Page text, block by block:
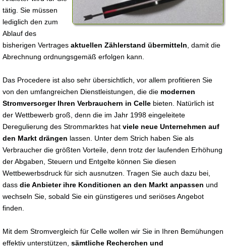
tätig. Sie müssen
lediglich den zum
Ablauf des
bisherigen Vertrages aktuellen Zählerstand übermitteln , damit die
Abrechnung ordnungsgemäß erfolgen kann.
Das Procedere ist also sehr übersichtlich, vor allem profitieren Sie
von den umfangreichen Dienstleistungen, die die modernen
Stromversorger Ihren Verbrauchern in Celle bieten. Natürlich ist
der Wettbewerb groß, denn die im Jahr 1998 eingeleitete
Deregulierung des Strommarktes hat viele neue Unternehmen auf
den Markt drängen lassen. Unter dem Strich haben Sie als
Verbraucher die größten Vorteile, denn trotz der laufenden Erhöhung
der Abgaben, Steuern und Entgelte können Sie diesen
Wettbewerbsdruck für sich ausnutzen. Tragen Sie auch dazu bei,
dass die Anbieter ihre Konditionen an den Markt anpassen und
wechseln Sie, sobald Sie ein günstigeres und seriöses Angebot
finden.
Mit dem Stromvergleich für Celle wollen wir Sie in Ihren Bemühungen
effektiv unterstützen, sämtliche Recherchen und